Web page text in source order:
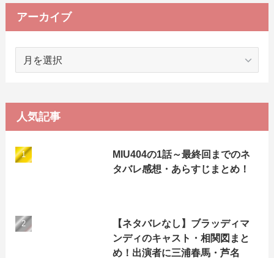
ー
アーカイブ
ブ
人気記事
MIU404の1話～最終回までのネ
タバレ感想・あらすじまとめ！
【ネタバレなし】ブラッディマ
ンディのキャスト・相関図まと
め！出演者に三浦春馬・芦名